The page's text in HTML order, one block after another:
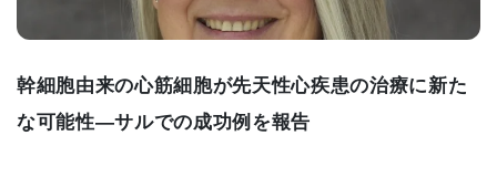
幹細胞由来の心筋細胞が先天性心疾患の治療に新た
な可能性—サルでの成功例を報告